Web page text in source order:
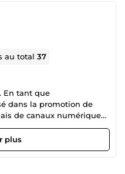
au total37
En tant que
dans la promotion de
de canaux numériques
sociaux, les courriels et
à ma connaissance
et technologies en
plus